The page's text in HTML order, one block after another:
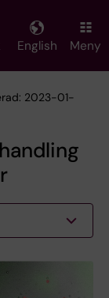
English Meny
2023-01-